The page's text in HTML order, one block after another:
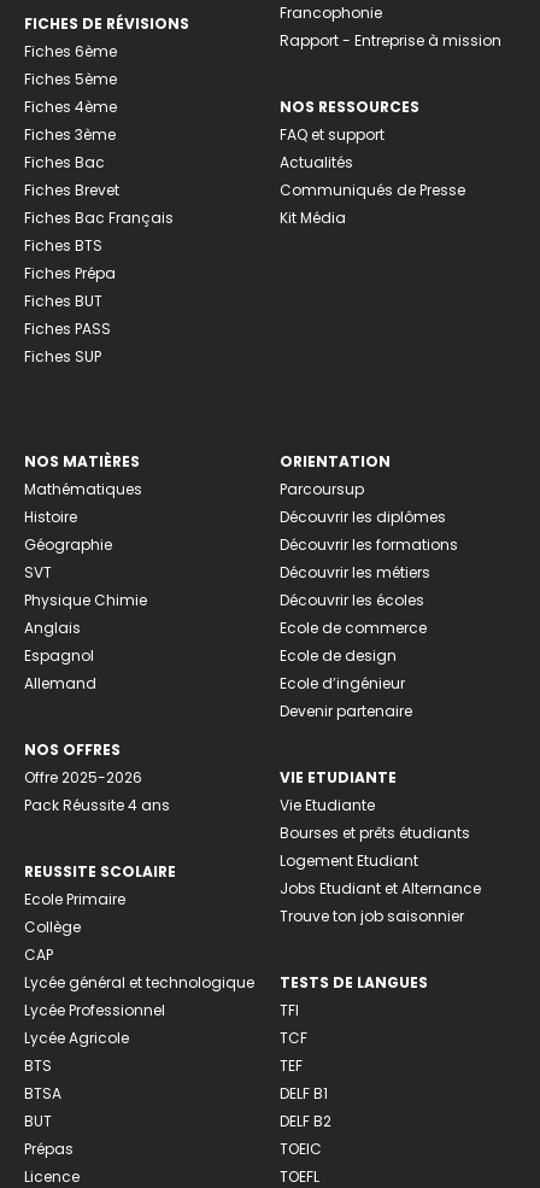
FICHES DE RÉVISIONS
Fiches 6ème
Fiches 5ème
Fiches 4ème
Fiches 3ème
Fiches Bac
Fiches Brevet
Fiches Bac Français
Fiches BTS
Fiches Prépa
Fiches BUT
Fiches PASS
Fiches SUP
Francophonie
Rapport - Entreprise à mission
NOS RESSOURCES
FAQ et support
Actualités
Communiqués de Presse
Kit Média
NOS MATIÈRES
Mathématiques
Histoire
Géographie
SVT
Physique Chimie
Anglais
Espagnol
Allemand
NOS OFFRES
Offre 2025-2026
Pack Réussite 4 ans
REUSSITE SCOLAIRE
Ecole Primaire
Collège
CAP
Lycée général et technologique
Lycée Professionnel
Lycée Agricole
BTS
BTSA
BUT
Prépas
Licence
ORIENTATION
Parcoursup
Découvrir les diplômes
Découvrir les formations
Découvrir les métiers
Découvrir les écoles
Ecole de commerce
Ecole de design
Ecole d’ingénieur
Devenir partenaire
VIE ETUDIANTE
Vie Etudiante
Bourses et prêts étudiants
Logement Etudiant
Jobs Etudiant et Alternance
Trouve ton job saisonnier
TESTS DE LANGUES
TFI
TCF
TEF
DELF B1
DELF B2
TOEIC
TOEFL